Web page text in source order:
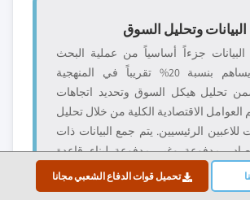
تحميل قوات الدفاع الشعبي مجانا
جزءاً أساسياً من عملية البحث
لدينا، حيث يساهم بنسبة 20% تقريباً في المنهجية
تحليل هيكل السوق وتحديد اتجاهات
العوامل الاقتصادية الكلية من خلال تحليل
للاعبين الرئيسيين. يتم جمع البيانات ذات
مدفوعة وغير مدفوعة لبناء قاعدة
ثم يتم دمج هذه المعلومات لدعم البحث
حجم السوق، مع التحقق من أصحاب